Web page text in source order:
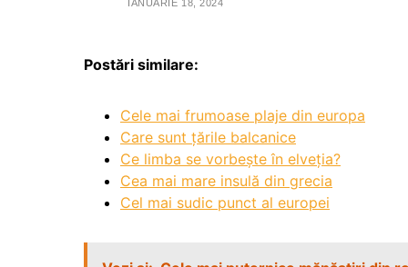
IANUARIE 18, 2024
Postări similare:
Cele mai frumoase plaje din europa
Care sunt țările balcanice
Ce limba se vorbește în elveția?
Cea mai mare insulă din grecia
Cel mai sudic punct al europei